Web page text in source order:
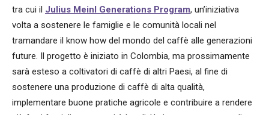
tra cui il Julius Meinl Generations Program, un’iniziativa
volta a sostenere le famiglie e le comunità locali nel
tramandare il know how del mondo del caffè alle generazioni
future. Il progetto è iniziato in Colombia, ma prossimamente
sarà esteso a coltivatori di caffè di altri Paesi, al fine di
sostenere una produzione di caffè di alta qualità,
implementare buone pratiche agricole e contribuire a rendere